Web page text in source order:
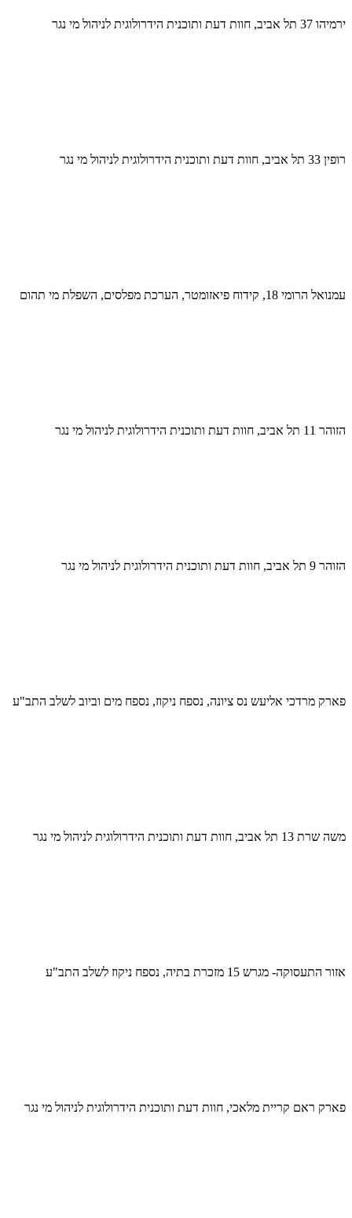
ירמיהו 37 תל אביב, חוות דעת ותוכנית הידרולוגית לניהול מי נגר
רופין 33 תל אביב, חוות דעת ותוכנית הידרולוגית לניהול מי נגר
עמנואל הרומי 18, קידוח פיאזומטר, הערכת מפלסים, השפלת מי תהום
הזוהר 11 תל אביב, חוות דעת ותוכנית הידרולוגית לניהול מי נגר
הזוהר 9 תל אביב, חוות דעת ותוכנית הידרולוגית לניהול מי נגר
פארק מרדכי אליעש נס ציונה, נספח ניקוז, נספח מים וביוב לשלב התב"ע
משה שרת 13 תל אביב, חוות דעת ותוכנית הידרולוגית לניהול מי נגר
אזור התעסוקה- מגרש 15 מזכרת בתיה, נספח ניקוז לשלב התב"ע
פארק ראם קריית מלאכי, חוות דעת ותוכנית הידרולוגית לניהול מי נגר